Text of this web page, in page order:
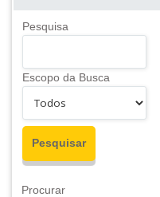
Pesquisa
Escopo da Busca
Procurar